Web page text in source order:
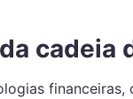
cadeia
financeiras,